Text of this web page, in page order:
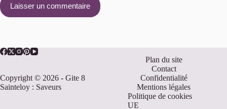
Laisser un commentaire
Copyright © 2026 - Gite 8
Sainteloy : Saveurs
Plan du site
Contact
Confidentialité
Mentions légales
Politique de cookies
UE